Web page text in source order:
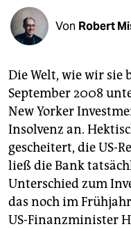
shop
fragen & hilfe
unterstützen
abo
genossenschaft
epaper login
Von Robert
Die Welt, wie wir sie
September 2008
New Yorker
Insolvenz an.
gescheitert, die US-
ließ die Bank
Unterschied zum
das noch im
US-Finanzminister